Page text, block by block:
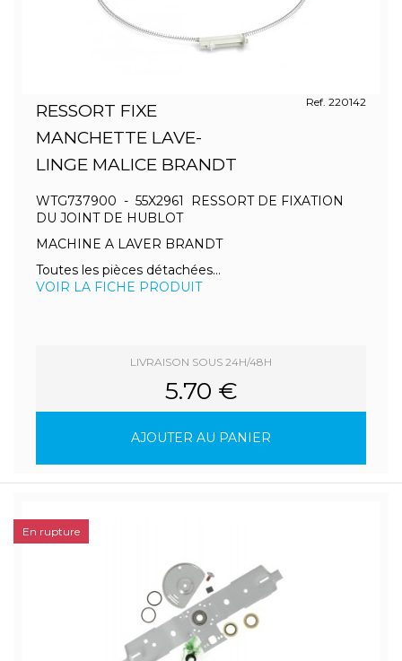
RESSORT FIXE
MANCHETTE LAVE-
LINGE MALICE BRANDT
Ref. 220142
WTG737900 - 55X2961 RESSORT DE FIXATION
DU JOINT DE HUBLOT
MACHINE A LAVER BRANDT
Toutes les pièces détachées...
VOIR LA FICHE PRODUIT
LIVRAISON SOUS 24H/48H
5.70 €
AJOUTER AU PANIER
En rupture